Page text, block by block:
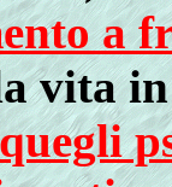
a
vita in
quegli